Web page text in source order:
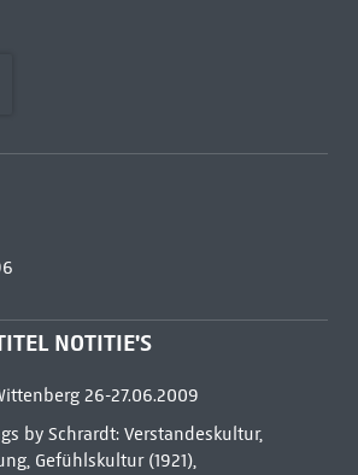
NOTITIE'S
26-27.06.2009
by Schrardt: Verstandeskultur,
Gefühlskultur (1921),